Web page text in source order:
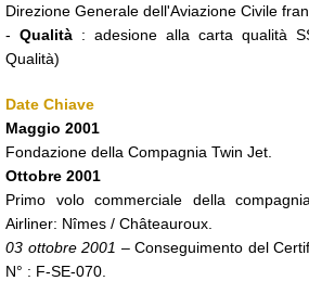
Direzione Generale dell'Aviazione Civile
- Qualità : adesione alla carta qualità
Qualità)
Date Chiave
Maggio 2001
Fondazione della Compagnia Twin Jet.
Ottobre 2001
Primo volo commerciale della
Airliner: Nîmes / Châteauroux.
03 ottobre 2001 – Conseguimento del
N° : F-SE-070.